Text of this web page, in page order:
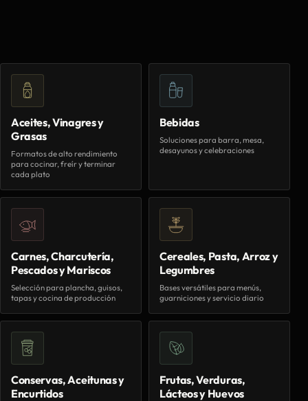
Aceites, Vinagres y
Grasas
Formatos de alto rendimiento
para cocinar, freír y terminar
cada plato
Bebidas
Soluciones para barra, mesa,
desayunos y celebraciones
Carnes, Charcutería,
Pescados y Mariscos
Selección para plancha, guisos,
tapas y cocina de producción
Cereales, Pasta, Arroz y
Legumbres
Bases versátiles para menús,
guarniciones y servicio diario
Conservas, Aceitunas y
Encurtidos
Frutas, Verduras,
Lácteos y Huevos